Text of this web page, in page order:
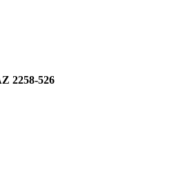
2258-526